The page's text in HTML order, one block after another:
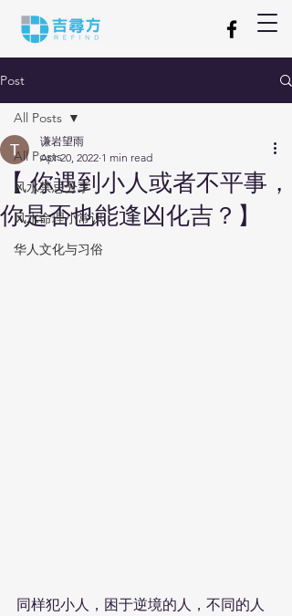
Post
All Posts
风水禁忌分享
风水命理小常识
华人文化与习俗
All Posts
【 你遇到小人或者不平事，
你是否也能逢凶化吉？】
谦岩望雨
Apr 20, 2022 1 min read
同样犯小人，困于逆境的人，不同的人